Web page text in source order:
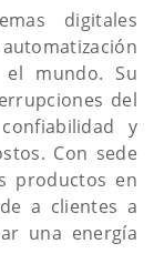
digitales
mundo. Su
del
y
Con sede
productos en
a clientes a
una energía